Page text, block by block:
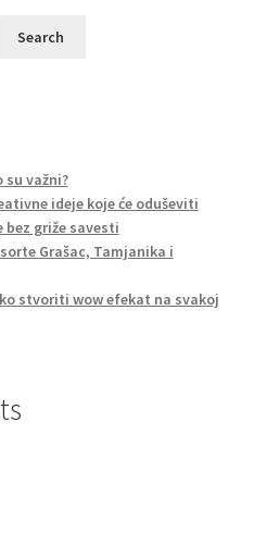
Search
važni?
ideje koje će oduševiti
griže savesti
Grašac, Tamjanika i
stvoriti wow efekat na svakoj